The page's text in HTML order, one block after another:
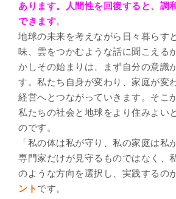
あります。人間性を回復すると、調
できます。
地球の未来を考えながら日々暮らす
味、雲をつかむような話に聞こえる
かしその始まりは、まず自分の意識
す。私たち自身が変わり、家庭が変
経営へとつながっていきます。そこ
私たちの社会と地球をより住みよい
のです。
「私の体は私が守り、私の家庭は私
専門家だけが見守るものではなく、
のような方向を選択し、実践するの
ント です。